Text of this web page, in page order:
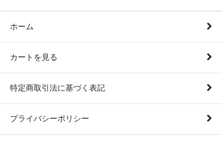
ホーム
カートを見る
特定商取引法に基づく表記
プライバシーポリシー